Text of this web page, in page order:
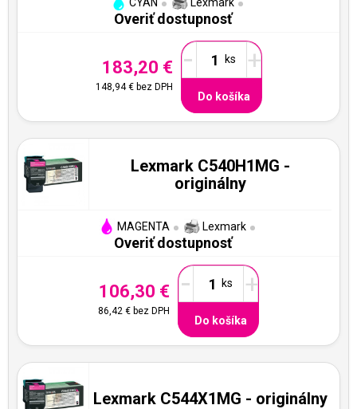
Overiť dostupnosť
183,20 €
148,94 €bez DPH
- +
Do košíka
Lexmark C540H1MG -
originálny
MAGENTA Lexmark
Overiť dostupnosť
106,30 €
86,42 € bez DPH
- +
Do košíka
Lexmark C544X1MG - originálny